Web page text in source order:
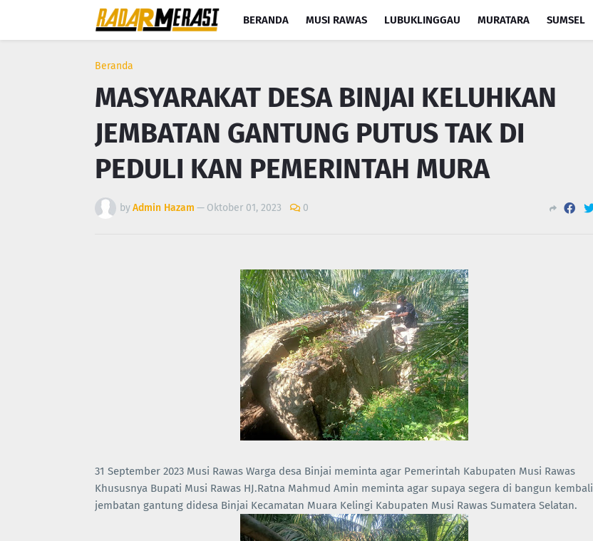
BERANDA MUSI RAWAS LUBUKLINGGAU MURATARA SUMSEL
Beranda
MASYARAKAT DESA BINJAI KELUHKAN
JEMBATAN GANTUNG PUTUS TAK DI
PEDULI KAN PEMERINTAH MURA
byAdmin Hazam — Oktober 01, 2023 0
31 September 2023 Musi Rawas Warga desa Binjai meminta agar Pemerintah Kabupaten Musi Rawas
Khususnya Bupati Musi Rawas HJ.Ratna Mahmud Amin meminta agar supaya segera di bangun kembali
jembatan gantung didesa Binjai Kecamatan Muara Kelingi Kabupaten Musi Rawas Sumatera Selatan.